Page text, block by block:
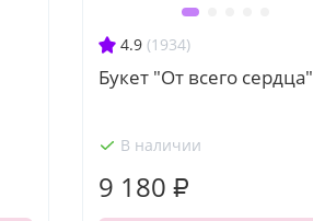
4.9 (1934)
Букет "От всего сердца"
В наличии
9 180 ₽